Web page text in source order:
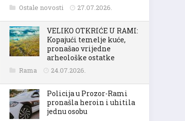
Ostale novosti 27.07.2026.
VELIKO OTKRIĆE U RAMI:
Kopajući temelje kuće,
pronašao vrijedne
arheološke ostatke
Rama 24.07.2026.
Policija u Prozor-Rami
pronašla heroin i uhitila
jednu osobu